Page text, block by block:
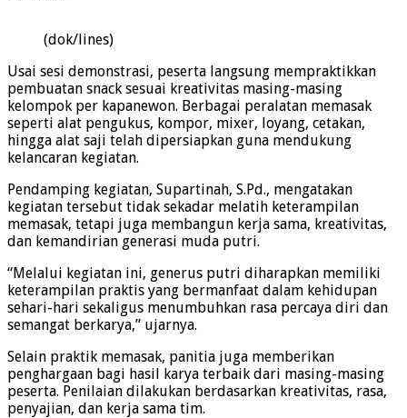
(dok/lines)
Usai sesi demonstrasi, peserta langsung mempraktikkan
pembuatan snack sesuai kreativitas masing-masing
kelompok per kapanewon. Berbagai peralatan memasak
seperti alat pengukus, kompor, mixer, loyang, cetakan,
hingga alat saji telah dipersiapkan guna mendukung
kelancaran kegiatan.
Pendamping kegiatan, Supartinah, S.Pd., mengatakan
kegiatan tersebut tidak sekadar melatih keterampilan
memasak, tetapi juga membangun kerja sama, kreativitas,
dan kemandirian generasi muda putri.
“Melalui kegiatan ini, generus putri diharapkan memiliki
keterampilan praktis yang bermanfaat dalam kehidupan
sehari-hari sekaligus menumbuhkan rasa percaya diri dan
semangat berkarya,” ujarnya.
Selain praktik memasak, panitia juga memberikan
penghargaan bagi hasil karya terbaik dari masing-masing
peserta. Penilaian dilakukan berdasarkan kreativitas, rasa,
penyajian, dan kerja sama tim.